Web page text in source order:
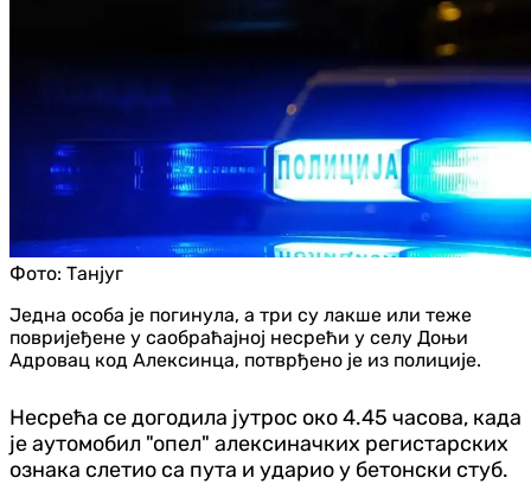
Фото: Танјуг
Једна особа је погинула, а три су лакше или теже
повријеђене у саобраћајној несрећи у селу Доњи
Адровац код Алексинца, потврђено је из полиције.
Несрећа се догодила јутрос око 4.45 часова, када
је аутомобил "опел" алексиначких регистарских
ознака слетио са пута и ударио у бетонски стуб.